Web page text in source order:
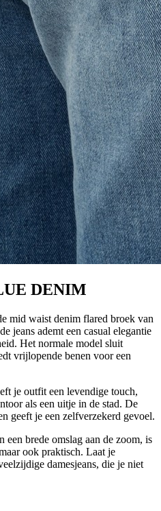
DENIM
mid waist denim flared broek van
jeans ademt een casual elegantie
Het normale model sluit
vrijlopende benen voor een
je outfit een levendige touch,
als een uitje in de stad. De
geeft je een zelfverzekerd gevoel.
brede omslag aan de zoom, is
ook praktisch. Laat je
damesjeans, die je niet